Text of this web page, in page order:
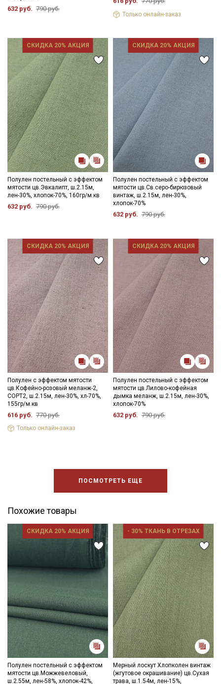
632 руб. 790 руб.
Только онлайн-заказ
СКИДКА 20% АКЦИЯ
Полулен постельный с эффектом
мятости цв.Эвкалипт, ш.2.15м,
лен-30%, хлопок-70%, 160гр/м.кв
632 руб. 790 руб.
СКИДКА 20% АКЦИЯ
Полулен постельный с эффектом
мятости цв.Св.серо-бирюзовый
винтаж, ш.2.15м, лен-30%,
хлопок-70%
632 руб. 790 руб.
СКИДКА 20% АКЦИЯ
Полулен с эффектом мятости
цв.Кофейно-розовый меланж-2,
СОРТ2, ш.2.15м, лен-30%, хл-70%,
155гр/м.кв
616 руб. 770 руб.
Только онлайн-заказ
СКИДКА 20% АКЦИЯ
Полулен постельный с эффектом
мятости цв.Лилово-кофейная
дымка меланж, ш.2.15м, лен-30%,
хлопок-70%
632 руб. 790 руб.
ПОСМОТРЕТЬ ЕЩЕ
Похожие товары
СКИДКА 20% АКЦИЯ
Полулен постельный с эффектом
мятости цв.Можжевеловый,
ш.2.55м, лен-58%, хлопок-42%,
- 30% ТКАНЬ В ОТРЕЗАХ
Мерный лоскут Хлопколен винтаж
(жгутовое окрашивание) цв.Сухая
трава, ш.1.54м, лен-15%,
Секретная рассылка от Купава
Мы публикуем здесь дополнительные
промокоды и скидки до 30% на узкие
категории тканей
Электронная почта
Подписаться
Ознакомлен(а) сПолитикой обработки персональных
данных
и даюСогласие на обработку персональных
данных
Даю Согласие на получение рекламных и
информационных рассылок